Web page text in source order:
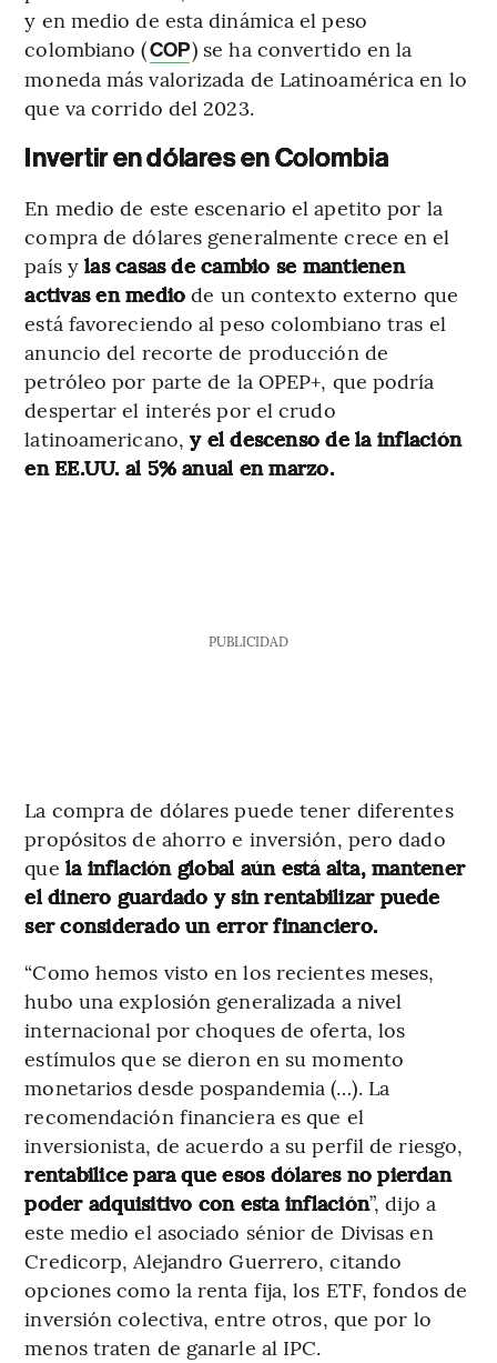
y en medio de esta dinámica el peso
colombiano (COP) se ha convertido en la
moneda más valorizada de Latinoamérica en lo
que va corrido del 2023.
Invertir en dólares en Colombia
En medio de este escenario el apetito por la
compra de dólares generalmente crece en el
país ylas casas de cambio se mantienen
activas en medio de un contexto externo que
está favoreciendo al peso colombiano tras el
anuncio del recorte de producción de
petróleo por parte de la OPEP+, que podría
despertar el interés por el crudo
latinoamericano,y el descenso de la inflación
en EE.UU. al 5% anual en marzo.
PUBLICIDAD
La compra de dólares puede tener diferentes
propósitos de ahorro e inversión, pero dado
que la inflación global aún está alta, mantener
el dinero guardado y sin rentabilizar puede
ser considerado un error financiero.
“Como hemos visto en los recientes meses,
hubo una explosión generalizada a nivel
internacional por choques de oferta, los
estímulos que se dieron en su momento
monetarios desde pospandemia (…). La
recomendación financiera es que el
inversionista, de acuerdo a su perfil de riesgo,
rentabilice para que esos dólares no pierdan
poder adquisitivo con esta inflación”, dijo a
este medio el asociado sénior de Divisas en
Credicorp, Alejandro Guerrero, citando
opciones como la renta fija, los ETF, fondos de
inversión colectiva, entre otros, que por lo
menos traten de ganarle al IPC.